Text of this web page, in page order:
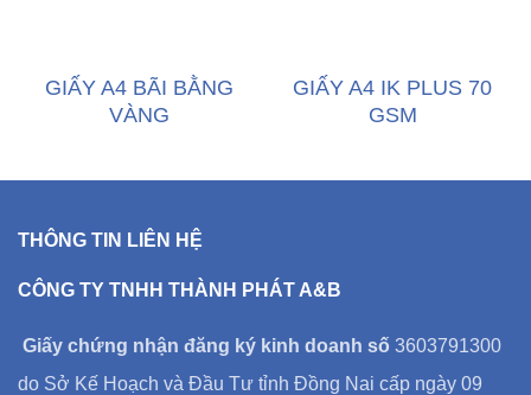
GIẤY A4 BÃI BẰNG
VÀNG
GIẤY A4 IK PLUS 70
GSM
THÔNG TIN LIÊN HỆ
CÔNG TY TNHH THÀNH PHÁT A&B
Giấy chứng nhận đăng ký kinh doanh số 3603791300
do Sở Kế Hoạch và Đầu Tư tỉnh Đồng Nai cấp ngày 09